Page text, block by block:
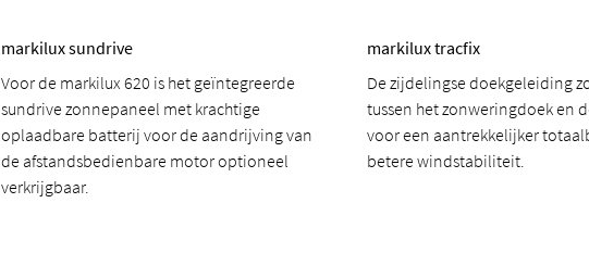
markilux sundrive
Voor de markilux 620 is het geïntegreerde
sundrive zonnepaneel met krachtige
oplaadbare batterij voor de aandrijving van
de afstandsbedienbare motor optioneel
verkrijgbaar.
markilux tracfix
De zijdelingse doekgeleiding
tussen het zonweringdoek en
voor een aantrekkelijker
betere windstabiliteit.